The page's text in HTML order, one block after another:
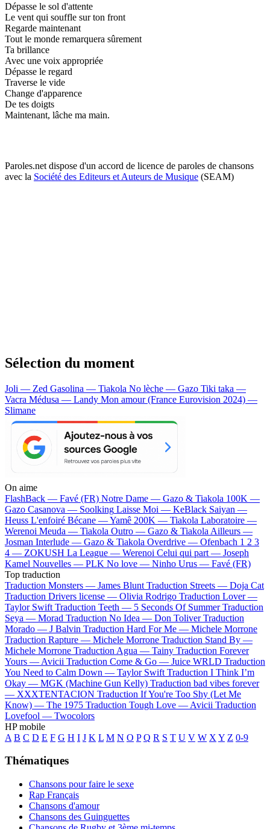
Dépasse le sol d'attente
Le vent qui souffle sur ton front
Regarde maintenant
Tout le monde remarquera sûrement
Ta brillance
Avec une voix appropriée
Dépasse le regard
Traverse le vide
Change d'apparence
De tes doigts
Maintenant, lâche ma main.
Paroles.net dispose d'un accord de licence de paroles de chansons
avec la Société des Editeurs et Auteurs de Musique (SEAM)
Sélection du moment
Joli — Zed Gasolina — Tiakola No lèche — Gazo Tiki taka —
Vacra Médusa — Landy Mon amour (France Eurovision 2024) —
Slimane
On aime
FlashBack — Favé (FR) Notre Dame — Gazo & Tiakola 100K —
Gazo Casanova — Soolking Laisse Moi — KeBlack Saiyan —
Heuss L'enfoiré Bécane —Yamê 200K — Tiakola Laboratoire —
Werenoi Meuda — Tiakola Outro — Gazo & Tiakola Ailleurs —
Josman Interlude — Gazo & Tiakola Overdrive — Ofenbach 1 2 3
4 — ZOKUSH La League — Werenoi Celui qui part — Joseph
Kamel Nouvelles — PLK No love — Ninho Urus — Favé (FR)
Top traduction
Traduction Monsters — James Blunt Traduction Streets — Doja Cat
Traduction Drivers license — Olivia Rodrigo Traduction Lover —
Taylor Swift Traduction Teeth — 5 Seconds Of Summer Traduction
Seya — Morad Traduction No Idea — Don Toliver Traduction
Morado — J Balvin Traduction Hard For Me — Michele Morrone
Traduction Rapture — Michele Morrone Traduction Stand By —
Michele Morrone Traduction Agua — Tainy Traduction Forever
Yours — Avicii Traduction Come & Go — Juice WRLD Traduction
You Need to Calm Down — Taylor Swift Traduction I Think I’m
Okay — MGK (Machine Gun Kelly) Traduction bad vibes forever
— XXXTENTACION Traduction If You're Too Shy (Let Me
Know) — The 1975 Traduction Tough Love — Avicii Traduction
Lovefool — Twocolors
HP mobile
A B C D E F G H I J K L M N O P Q R S T U V W X Y Z 0-9
Thématiques
Chansons pour faire le sexe
Rap Français
Chansons d'amour
Chansons des Guinguettes